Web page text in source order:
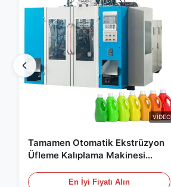
VIDEO
Tamamen Otomatik Ekstrüzyon
Üfleme Kalıplama Makinesi
Makinesi
En İyi Fiyatı Alın